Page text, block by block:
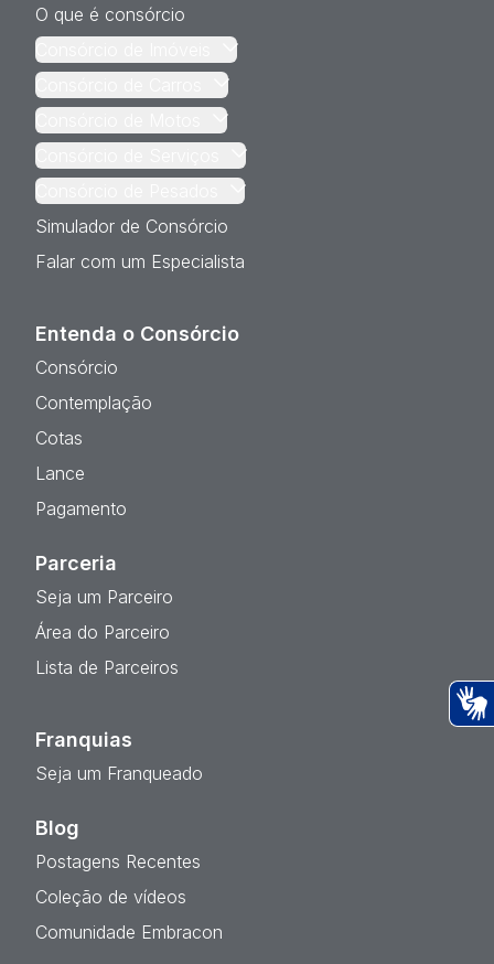
O que é consórcio
Consórcio de Imóveis
Consórcio de Carros
Consórcio de Motos
Consórcio de Serviços
Consórcio de Pesados
Simulador de Consórcio
Falar com um Especialista
Entenda o Consórcio
Consórcio
Contemplação
Cotas
Lance
Pagamento
Parceria
Seja um Parceiro
Área do Parceiro
Lista de Parceiros
Franquias
Seja um Franqueado
Blog
Postagens Recentes
Coleção de vídeos
Comunidade Embracon